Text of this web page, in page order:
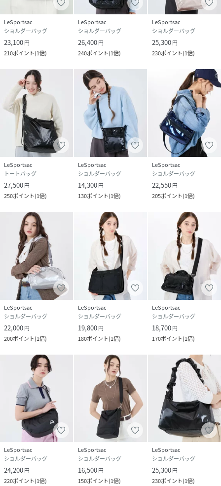
NV1441_1014M135
(1014M135-BK-F NV1441)
LeSportsac
ショルダーバッグ
23,100円
210ポイント(1倍)
LeSportsac
ショルダーバッグ
26,400円
240ポイント(1倍)
LeSportsac
ショルダーバッグ
25,300円
230ポイント(1倍)
LeSportsac
トートバッグ
27,500円
250ポイント(1倍)
LeSportsac
ショルダーバッグ
14,300円
130ポイント(1倍)
LeSportsac
ショルダーバッグ
22,550円
205ポイント(1倍)
LeSportsac
ショルダーバッグ
22,000円
200ポイント(1倍)
LeSportsac
ショルダーバッグ
19,800円
180ポイント(1倍)
LeSportsac
ショルダーバッグ
18,700円
170ポイント(1倍)
LeSportsac
ショルダーバッグ
24,200円
220ポイント(1倍)
LeSportsac
ショルダーバッグ
16,500円
150ポイント(1倍)
LeSportsac
ショルダーバッグ
25,300円
230ポイント(1倍)